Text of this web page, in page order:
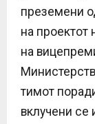
преземени
на проектот
на
тимот
вклучени се